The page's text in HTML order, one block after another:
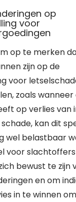
op
voor
op te merken
zijn op de
voor
zoals
op verlies van
kan dit
wel belastbaar
voor
bewust te zijn
en om
in te winnen